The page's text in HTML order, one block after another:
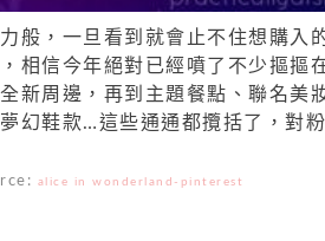
般，一旦看到就會止不住想購入
相信今年絕對已經噴了不少摳摳
新周邊，再到主題餐點、聯名美
幻鞋款…這些通通都攬括了，對
alice in wonderland-pinterest